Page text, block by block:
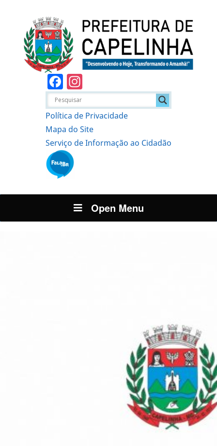
Facebook
Política de Privacidade
Mapa do Site
Serviço de Informação ao Cidadão
Open Menu